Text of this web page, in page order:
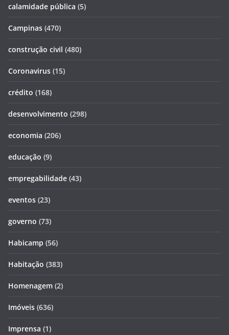
calamidade pública (5)
Campinas (470)
construção civil (480)
Coronavirus (15)
crédito (168)
desenvolvimento (298)
economia (206)
educação (9)
empregabilidade (43)
eventos (23)
governo (73)
Habicamp (56)
Habitação (383)
Homenagem (2)
Imóveis (636)
Imprensa (1)